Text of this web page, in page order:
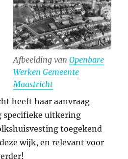
Afbeelding van Openbare
Werken Gemeente
Maastricht
heeft haar aanvraag
specifieke uitkering
toegekend
wijk, en relevant voor